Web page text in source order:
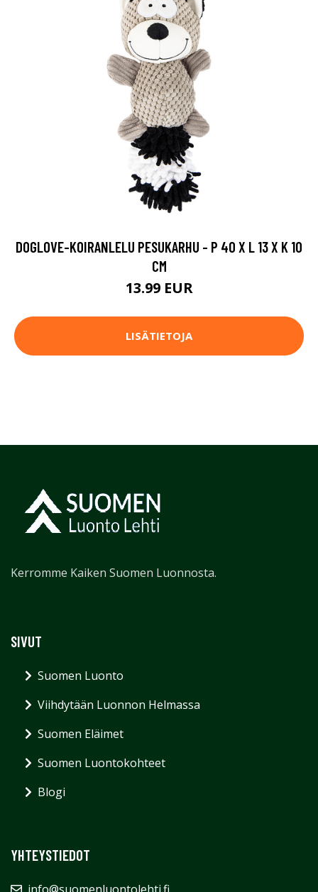
DOGLOVE-KOIRANLELU PESUKARHU - P 40 X L 13 X K 10
CM
13.99 EUR
LISÄTIETOJA
Kerromme Kaiken Suomen Luonnosta.
SIVUT
Suomen Luonto
Viihdytään Luonnon Helmassa
Suomen Eläimet
Suomen Luontokohteet
Blogi
YHTEYSTIEDOT